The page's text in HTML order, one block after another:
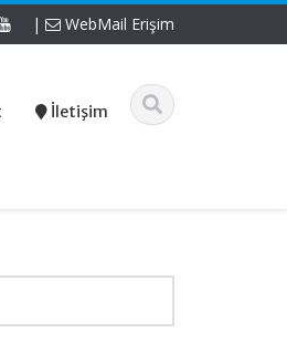
| WebMail Erişim
İletişim